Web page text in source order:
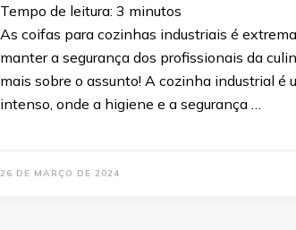
Tempo de leitura: 3 minutos
As coifas para cozinhas industriais é
manter a segurança dos profissionais da
mais sobre o assunto! A cozinha industrial é
intenso, onde a higiene e a segurança …
26 DE MARÇO DE 2024